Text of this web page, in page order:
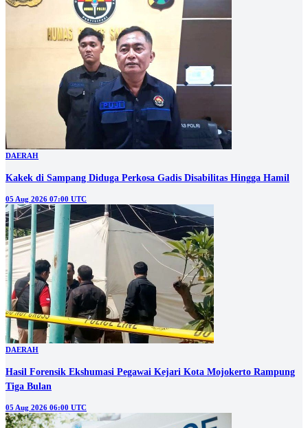
DAERAH
Kakek di Sampang Diduga Perkosa Gadis Disabilitas Hingga Hamil
05 Aug 2026 07:00 UTC
DAERAH
Hasil Forensik Ekshumasi Pegawai Kejari Kota Mojokerto Rampung
Tiga Bulan
05 Aug 2026 06:00 UTC